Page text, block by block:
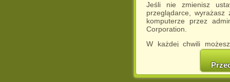
Jeśli nie zmienisz
przeglądarce,
komputerze przez
Corporation.
W każdej chwili
cookies w swojej
w naszej
http://chomikuj.pl/